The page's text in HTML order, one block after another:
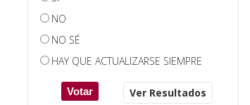
NO
NO SÉ
HAY QUE ACTUALIZARSE SIEMPRE
Ver Resultados